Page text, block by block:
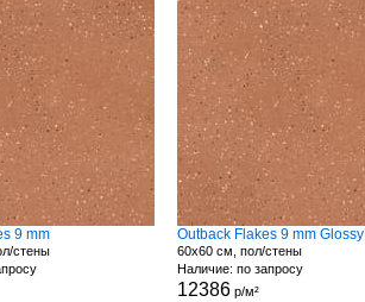
9 mm
стены
Outback Flakes 9 mm Glossy
60x60 см, пол/стены
Наличие: по запросу
12386р/м²